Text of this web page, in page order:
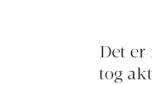
Det er
tog